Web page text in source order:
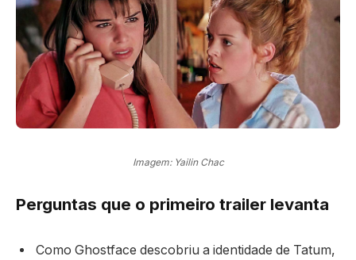
Imagem: Yailin Chac
Perguntas que o primeiro trailer levanta
Como Ghostface descobriu a identidade de Tatum,